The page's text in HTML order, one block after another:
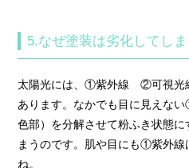
5.なぜ塗装は劣化してしま
太陽光には、①紫外線 ②可視
あります。なかでも目に見えな
色部）を分解させて粉ふき状態
まうのです。肌や目にも①紫外線
ね。